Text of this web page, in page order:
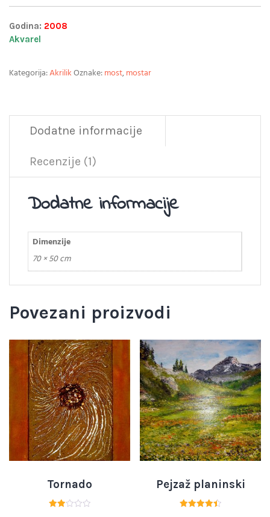
ocjena:
ukupno 5
(
korisnika)
Godina: 2008
Akvarel
Kategorija:AkrilikOznake:most,mostar
Dodatne informacije
Recenzije (1)
Dodatne informacije
Dimenzije
70 × 50 cm
Povezani proizvodi
Tornado Pejzaž planinski